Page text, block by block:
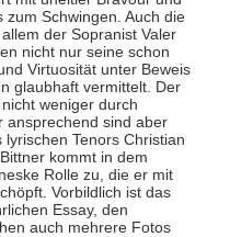
Schwingen. Auch die
der Sopranist Valer
nicht nur seine schon
Virtuosität unter Beweis
glaubhaft vermittelt. Der
weniger durch
ansprechend sind aber
Tenors Christian
kommt in dem
Rolle zu, die er mit
Vorbildlich ist das
Essay, den
auch mehrere Fotos